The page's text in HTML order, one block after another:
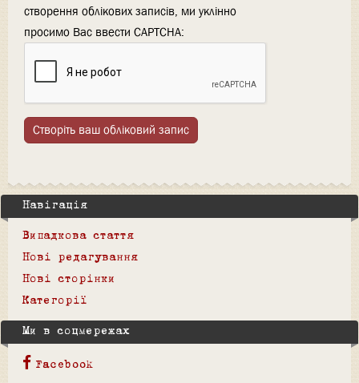
створення облікових записів, ми уклінно
просимо Вас ввести CAPTCHA:
Створіть ваш обліковий запис
Навігація
Випадкова стаття
Нові редагування
Нові сторінки
Категорії
Ми в соцмережах
Facebook